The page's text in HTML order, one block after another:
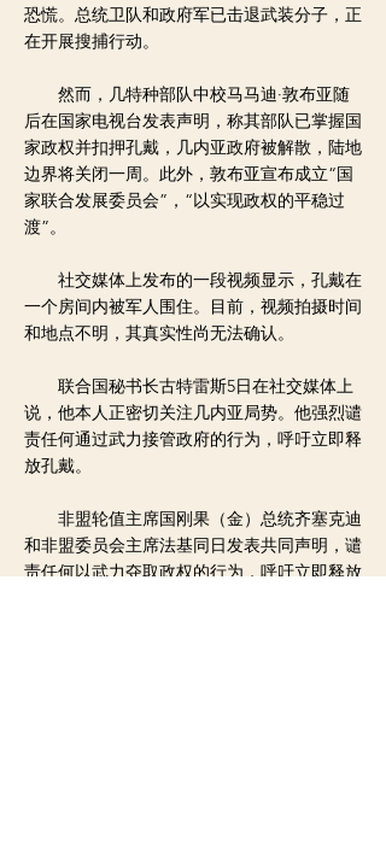
恐慌。总统卫队和政府军已击退武装分子，正
在开展搜捕行动。
然而，几特种部队中校马马迪·敦布亚随
后在国家电视台发表声明，称其部队已掌握国
家政权并扣押孔戴，几内亚政府被解散，陆地
边界将关闭一周。此外，敦布亚宣布成立“国
家联合发展委员会”，“以实现政权的平稳过
渡”。
社交媒体上发布的一段视频显示，孔戴在
一个房间内被军人围住。目前，视频拍摄时间
和地点不明，其真实性尚无法确认。
联合国秘书长古特雷斯5日在社交媒体上
说，他本人正密切关注几内亚局势。他强烈谴
责任何通过武力接管政府的行为，呼吁立即释
放孔戴。
非盟轮值主席国刚果（金）总统齐塞克迪
和非盟委员会主席法基同日发表共同声明，谴
责任何以武力夺取政权的行为，呼吁立即释放